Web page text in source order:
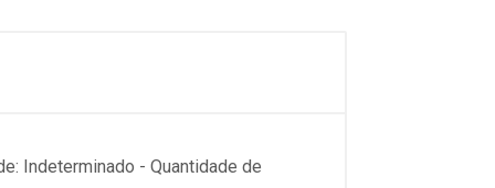
Indeterminado - Quantidade de